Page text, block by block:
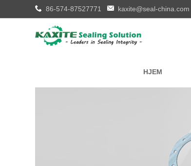
86-574-87527771 kaxite@seal-china.com
HJEM